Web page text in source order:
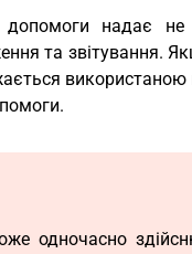
допомоги надає
та звітування.
використаною
одночасно